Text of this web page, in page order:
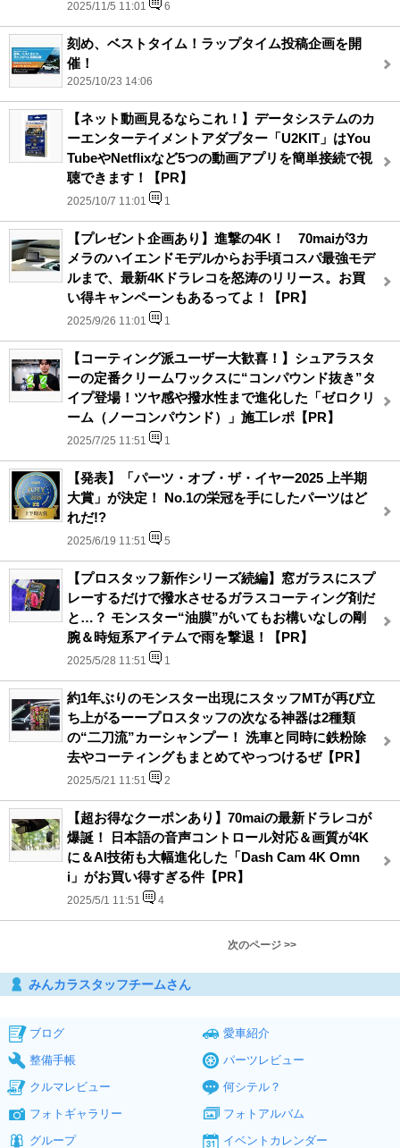
2025/11/5 11:01 6
刻め、ベストタイム！ラップタイム投稿企画を開
催！
2025/10/23 14:06
【ネット動画見るならこれ！】データシステムのカ
ーエンターテイメントアダプター「U2KIT」はYou
TubeやNetflixなど5つの動画アプリを簡単接続で視
聴できます！【PR】
2025/10/7 11:01 1
【プレゼント企画あり】進撃の4K！ 70maiが3カ
メラのハイエンドモデルからお手頃コスパ最強モデ
ルまで、最新4Kドラレコを怒涛のリリース。お買
い得キャンペーンもあるってよ！【PR】
2025/9/26 11:01 1
【コーティング派ユーザー大歓喜！】シュアラスタ
ーの定番クリームワックスに“コンパウンド抜き”タ
イプ登場！ツヤ感や撥水性まで進化した「ゼロクリ
ーム（ノーコンパウンド）」施工レポ【PR】
2025/7/25 11:51 1
【発表】「パーツ・オブ・ザ・イヤー2025 上半期
大賞」が決定！ No.1の栄冠を手にしたパーツはど
れだ!?
2025/6/19 11:51 5
【プロスタッフ新作シリーズ続編】窓ガラスにスプ
レーするだけで撥水させるガラスコーティング剤だ
と…？ モンスター“油膜”がいてもお構いなしの剛
腕＆時短系アイテムで雨を撃退！【PR】
2025/5/28 11:51 1
約1年ぶりのモンスター出現にスタッフMTが再び立
ち上がるーープロスタッフの次なる神器は2種類
の“二刀流”カーシャンプー！ 洗車と同時に鉄粉除
去やコーティングもまとめてやっつけるぜ【PR】
2025/5/21 11:51 2
【超お得なクーポンあり】70maiの最新ドラレコが
爆誕！ 日本語の音声コントロール対応＆画質が4K
に＆AI技術も大幅進化した「Dash Cam 4K Omn
i」がお買い得すぎる件【PR】
2025/5/1 11:51 4
次のページ >>
みんカラスタッフチームさん
ブログ
愛車紹介
整備手帳
パーツレビュー
クルマレビュー
何シテル？
フォトギャラリー
フォトアルバム
グループ
イベントカレンダー